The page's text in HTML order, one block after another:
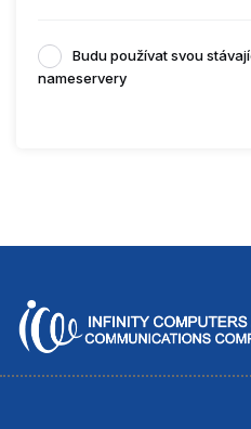
Budu používat svou
nameservery